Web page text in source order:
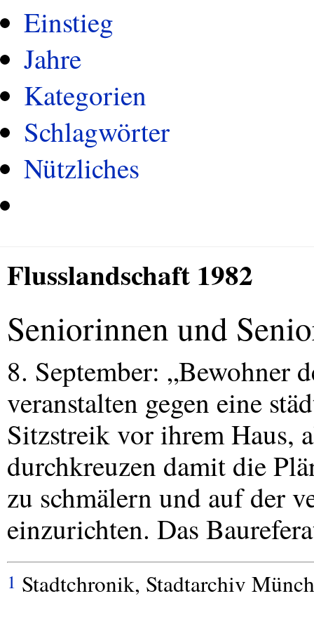
Einstieg
Jahre
Kategorien
Schlagwörter
Nützliches
Flusslandschaft 1982
Seniorinnen und
8. September: „Bewohner
veranstalten gegen eine
Sitzstreik vor ihrem Haus,
durchkreuzen damit die
zu schmälern und auf der
einzurichten. Das
1 Stadtchronik, Stadtarchiv